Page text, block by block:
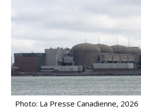
Photo: La Presse Canadienne, 2026